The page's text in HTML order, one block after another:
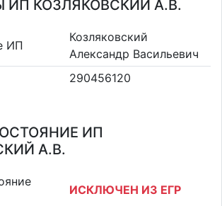
ИП КОЗЛЯКОВСКИЙ А.В.
ИП
Козляковский
Александр Васильевич
290456120
ИП
А.В.
ИСКЛЮЧЕН ИЗ ЕГР